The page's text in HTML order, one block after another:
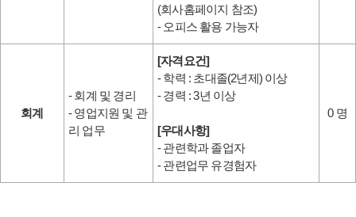
(회사홈페이지 참조)
- 오피스 활용 가능자
회계
- 회계 및 경리
- 영업지원 및 관
리 업무
[자격요건]
- 학력 : 초대졸(2년제) 이상
- 경력 : 3년 이상
[우대사항]
- 관련학과 졸업자
- 관련업무 유경험자
0 명